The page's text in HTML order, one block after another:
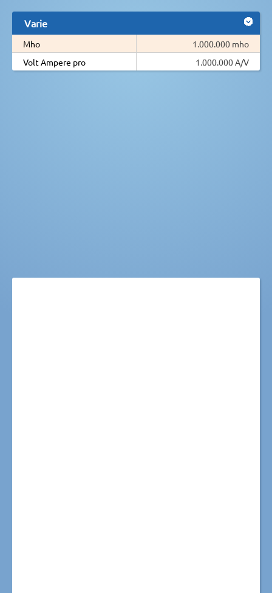
Varie
Mho
1.000.000 mho
Volt Ampere pro
1.000.000 A/V